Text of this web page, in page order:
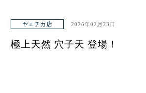
ヤエチカ店 2026年02月23日
極上天然 穴子天 登場！